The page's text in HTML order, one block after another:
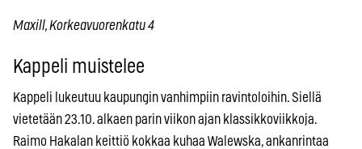
Maxill, Korkeavuorenkatu 4
Kappeli muistelee
Kappeli lukeutuu kaupungin vanhimpiin ravintoloihin. Siellä
vietetään 23.10. alkaen parin viikon ajan klassikkoviikkoja.
Raimo Hakalan keittiö kokkaa kuhaa Walewska, ankanrintaa